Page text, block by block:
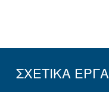
ΣΧΕΤΙΚΑ ΕΡΓΑ